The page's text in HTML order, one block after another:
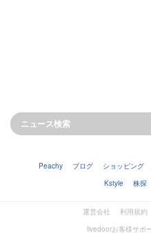
Peachy ブログ ショッピング
Kstyle
株探
運営会社 利用規約
livedoorお客様サポ